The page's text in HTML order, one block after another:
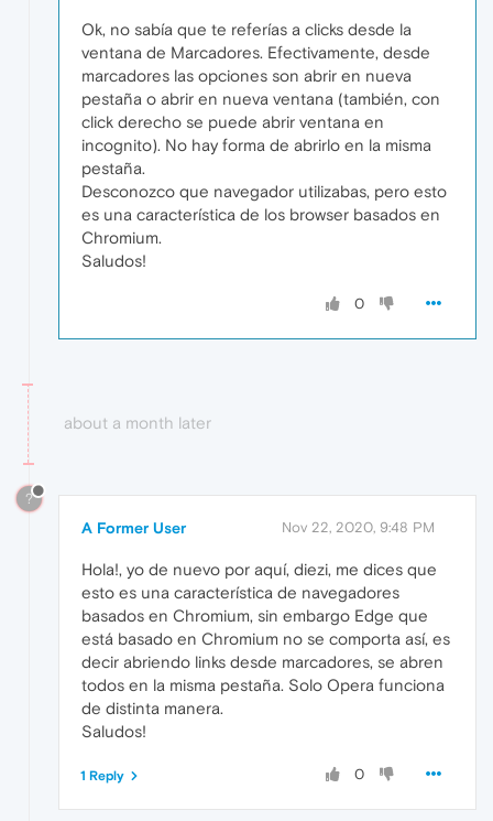
Ok, no sabía que te referías a clicks desde la
ventana de Marcadores. Efectivamente, desde
marcadores las opciones son abrir en nueva
pestaña o abrir en nueva ventana (también, con
click derecho se puede abrir ventana en
incognito). No hay forma de abrirlo en la misma
pestaña.
Desconozco que navegador utilizabas, pero esto
es una característica de los browser basados en
Chromium.
Saludos!
0
about a month later
?
A Former User Nov 22, 2020, 9:48 PM
Hola!, yo de nuevo por aquí, diezi, me dices que
esto es una característica de navegadores
basados en Chromium, sin embargo Edge que
está basado en Chromium no se comporta así, es
decir abriendo links desde marcadores, se abren
todos en la misma pestaña. Solo Opera funciona
de distinta manera.
Saludos!
0
1 Reply